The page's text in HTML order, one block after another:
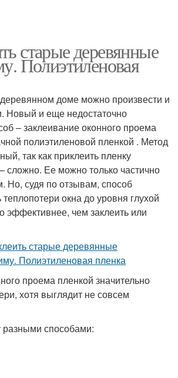
старые деревянные
Полиэтиленовая
доме можно произвести и
Новый и еще недостаточно
– заклеивание оконного проема
полиэтиленовой пленкой . Метод
так как приклеить пленку
сложно. Ее можно только частично
Но, судя по отзывам, способ
теплопотери окна до уровня глухой
эффективнее, чем заклеить или
проема пленкой значительно
хотя выглядит не совсем
разными способами: